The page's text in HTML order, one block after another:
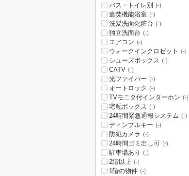
バス・トイレ別 (-)
追焚機能浴室 (-)
洗髪洗面化粧台 (-)
独立洗面台 (-)
エアコン (-)
ウォークインクロゼット (-)
シューズボックス (-)
CATV (-)
光ファイバー (-)
オートロック (-)
TVモニタ付インターホン (-)
宅配ボックス (-)
24時間緊急通報システム (-)
ディンプルキー (-)
防犯カメラ (-)
24時間ゴミ出し可 (-)
駐車場あり (-)
2階以上 (-)
1階の物件 (-)